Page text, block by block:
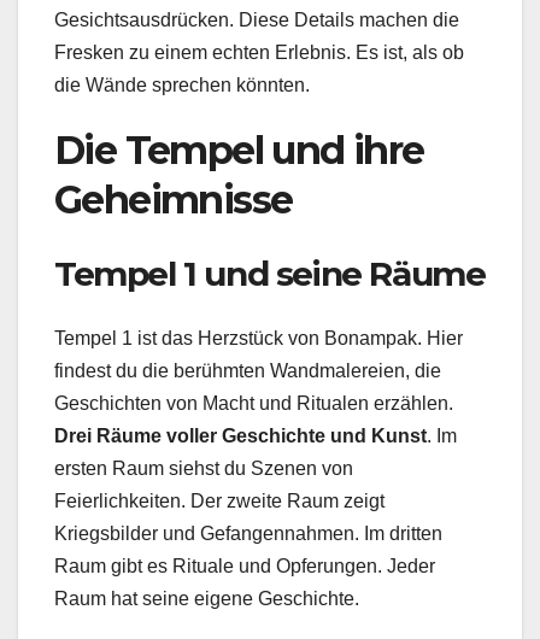
Gesichtsausdrücken. Diese Details machen die
Fresken zu einem echten Erlebnis. Es ist, als ob
die Wände sprechen könnten.
Die Tempel und ihre
Geheimnisse
Tempel 1 und seine Räume
Tempel 1 ist das Herzstück von Bonampak. Hier
findest du die berühmten Wandmalereien, die
Geschichten von Macht und Ritualen erzählen.
Drei Räume voller Geschichte und Kunst. Im
ersten Raum siehst du Szenen von
Feierlichkeiten. Der zweite Raum zeigt
Kriegsbilder und Gefangennahmen. Im dritten
Raum gibt es Rituale und Opferungen. Jeder
Raum hat seine eigene Geschichte.